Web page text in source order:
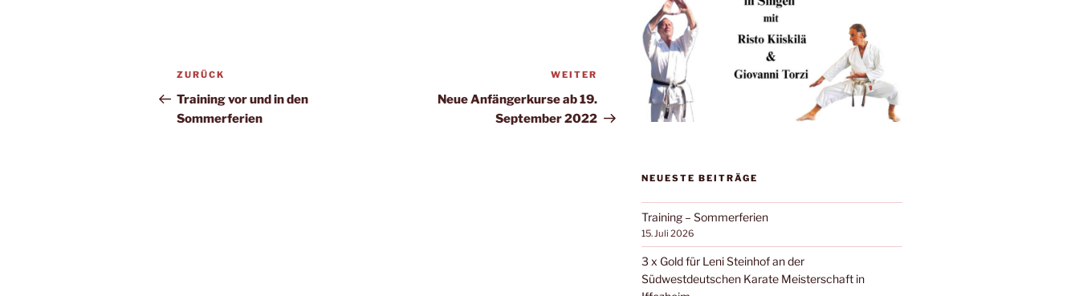
Beitragsnavigation
Vorheriger
Beitrag
ZURÜCK
Training vor und in den
Sommerferien
Nächster
WEITER
Neue Anfängerkurse ab 19.
September 2022
NEUESTE BEITRÄGE
Training – Sommerferien
15. Juli 2026
3 x Gold für Leni Steinhof an der
Südwestdeutschen Karate Meisterschaft in